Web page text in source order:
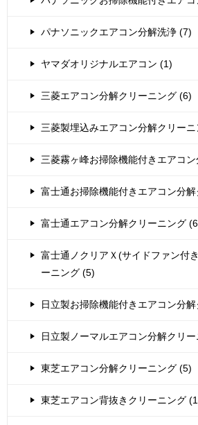
パナソニックエアコン分解洗浄 (7)
ヤマダオリジナルエアコン (1)
三菱エアコン分解クリーニング (6)
三菱製埋込みエアコン分解クリー
三菱霧ヶ峰お掃除機能付きエアコ
富士通お掃除機能付きエアコン分
富士通エアコン分解クリーニング
富士通ノクリアＸ(サイドファン付
ーニング (5)
日立製お掃除機能付きエアコン分
日立製ノーマルエアコン分解クリ
東芝エアコン分解クリーニング (5)
東芝エアコン背抜きクリーニング